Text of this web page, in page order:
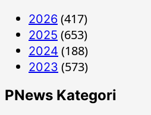
2026 (417)
2025 (653)
2024 (188)
2023 (573)
PNews Kategori